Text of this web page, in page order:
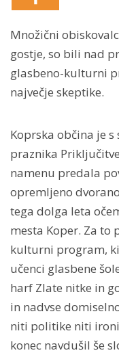
Množični
gostje, so bili nad
glasbeno-kulturni
največje skeptike.
Koprska občina je
praznika
namenu predala
opremljeno
tega dolga leta
mesta Koper. Za
kulturni program,
učenci glasbene
harf Zlate nitke in
in nadvse
niti politike niti
konec navdušil še